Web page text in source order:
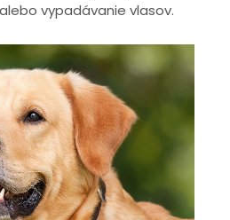
vypadávanie vlasov.